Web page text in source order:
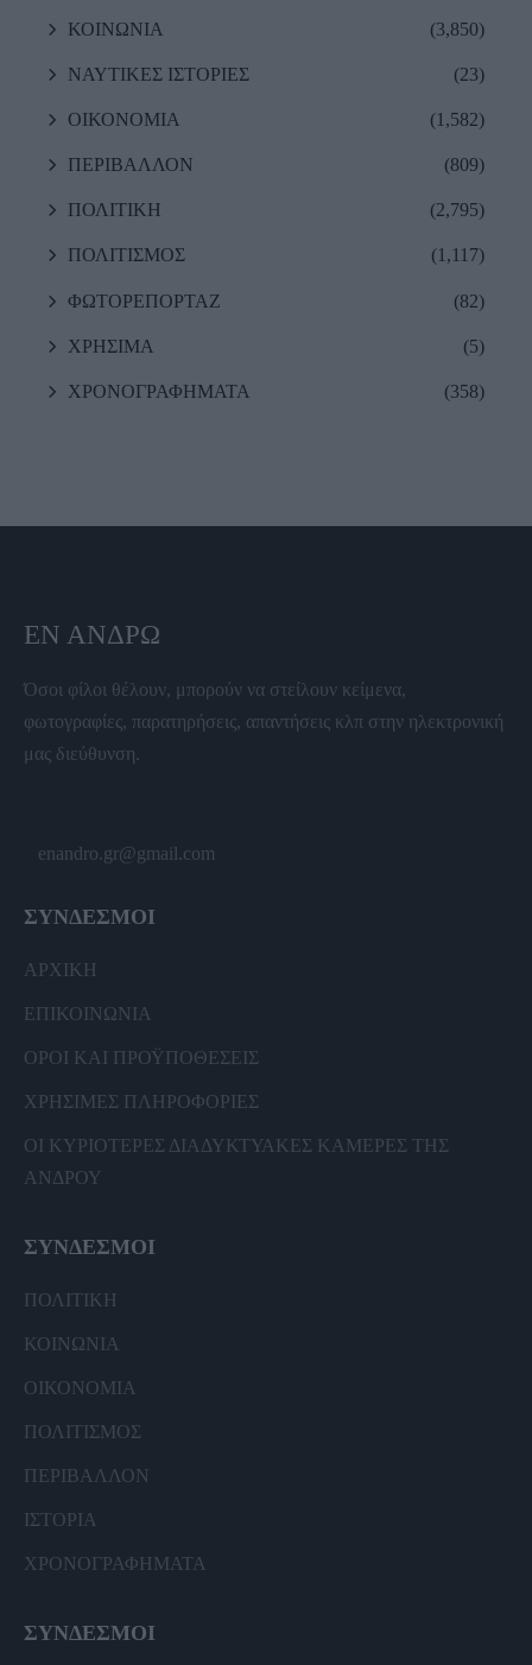
ΚΟΙΝΩΝΙΑ (3,850)
ΝΑΥΤΙΚΕΣ ΙΣΤΟΡΙΕΣ (23)
ΟΙΚΟΝΟΜΙΑ (1,582)
ΠΕΡΙΒΑΛΛΟΝ (809)
ΠΟΛΙΤΙΚΗ (2,795)
ΠΟΛΙΤΙΣΜΟΣ (1,117)
ΦΩΤΟΡΕΠΟΡΤΑΖ (82)
ΧΡΗΣΙΜΑ (5)
ΧΡΟΝΟΓΡΑΦΗΜΑΤΑ (358)
ΕΝ ΆΝΔΡΩ
Όσοι φίλοι θέλουν, μπορούν να στείλουν κείμενα,
φωτογραφίες, παρατηρήσεις, απαντήσεις κλπ στην ηλεκτρονική
μας διεύθυνση.
enandro.gr@gmail.com
ΣΥΝΔΕΣΜΟΙ
ΑΡΧΙΚΗ
ΕΠΙΚΟΙΝΩΝΙΑ
ΟΡΟΙ ΚΑΙ ΠΡΟΫΠΟΘΕΣΕΙΣ
ΧΡΗΣΙΜΕΣ ΠΛΗΡΟΦΟΡΙΕΣ
ΟΙ ΚΥΡΙΟΤΕΡΕΣ ΔΙΑΔΥΚΤΥΑΚΕΣ ΚΑΜΕΡΕΣ ΤΗΣ
ΑΝΔΡΟΥ
ΣΥΝΔΕΣΜΟΙ
ΠΟΛΙΤΙΚΗ
ΚΟΙΝΩΝΙΑ
ΟΙΚΟΝΟΜΙΑ
ΠΟΛΙΤΙΣΜΟΣ
ΠΕΡΙΒΑΛΛΟΝ
ΙΣΤΟΡΙΑ
ΧΡΟΝΟΓΡΑΦΗΜΑΤΑ
ΣΥΝΔΕΣΜΟΙ